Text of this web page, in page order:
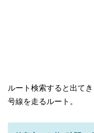
ルート検索すると出て
号線を走るルート。